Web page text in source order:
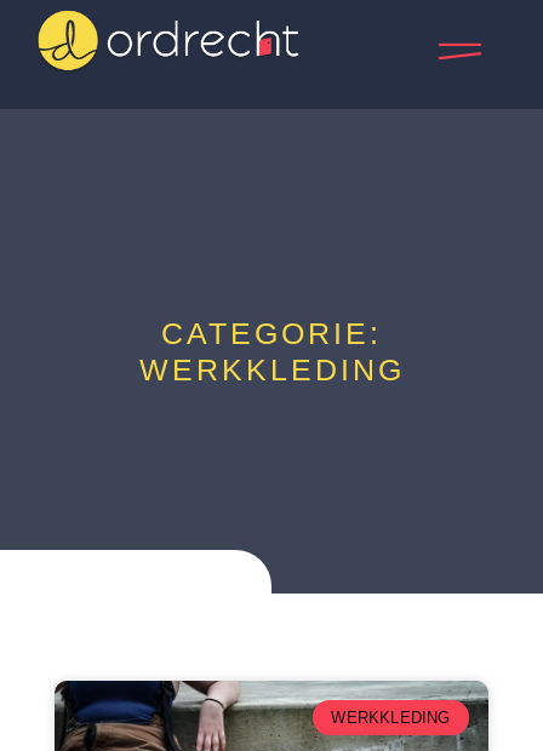
CATEGORIE:
WERKKLEDING
WERKKLEDING